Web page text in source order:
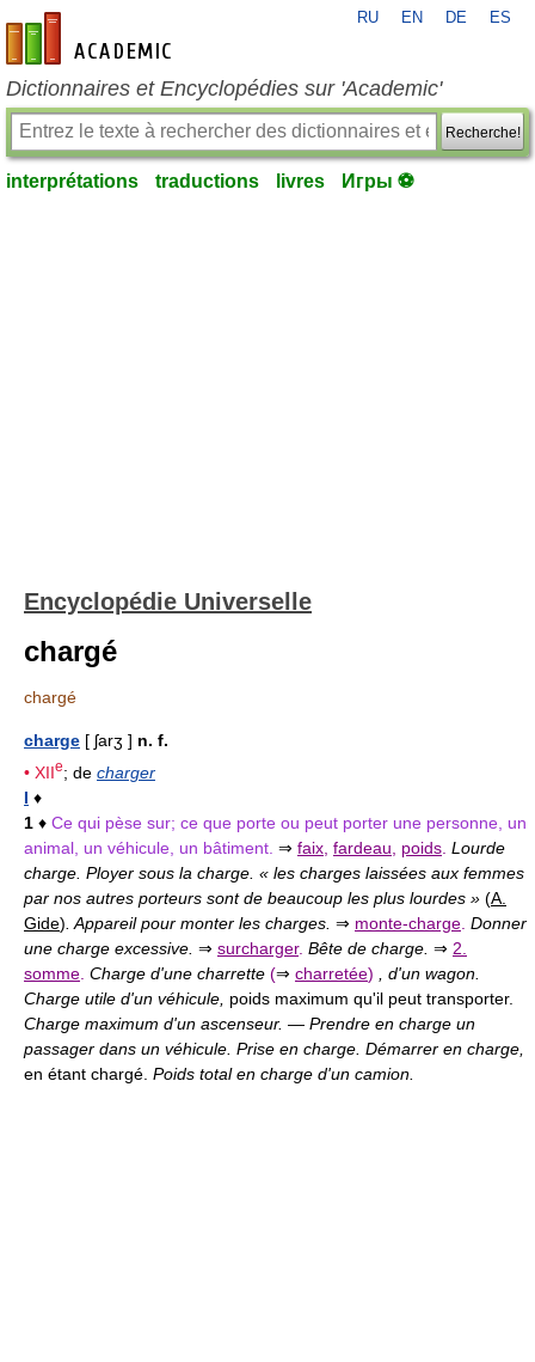
fr-academic.com
RU EN DE ES
Dictionnaires et Encyclopédies sur 'Academic'
Recherche!
interprétations traductions livres Игры ⚽
Encyclopédie Universelle
chargé
chargé
charge [ ʃarʒ ] n. f.
• XIIe; de charger
I ♦
1 ♦ Ce qui pèse sur; ce que porte ou peut porter une personne, un
animal, un véhicule, un bâtiment. ⇒ faix fardeau poids Lourde
charge. Ployer sous la charge. « les charges laissées aux femmes
par nos autres porteurs sont de beaucoup les plus lourdes » (A.
Gide) . Appareil pour monter les charges. ⇒ monte-charge Donner
une charge excessive. ⇒ surcharger. Bête de charge. ⇒ 2.
somme Charge d'une charrette (⇒ charretée) , d'un wagon.
Charge utile d'un véhicule, poids maximum qu'il peut transporter.
Charge maximum d'un ascenseur. — Prendre en charge un
passager dans un véhicule. Prise en charge. Démarrer en charge,
en étant chargé. Poids total en charge d'un camion.